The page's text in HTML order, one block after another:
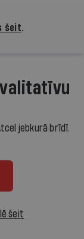
šeit.
jebkurā brīdī.
šeit